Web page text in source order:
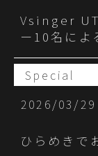
Vsinger
ー10名によ
Special
2026/03/29
ひらめきで